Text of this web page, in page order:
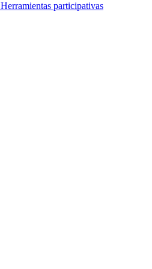
Herramientas participativas